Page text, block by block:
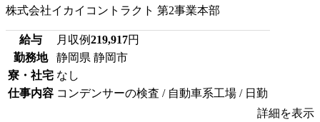
株式会社イカイコントラクト 第2事業本部
給与 月収例219,917円
勤務地
静岡県 静岡市
寮・社宅 なし
仕事内容 コンデンサーの検査 / 自動車系工場 / 日勤
詳細を表示